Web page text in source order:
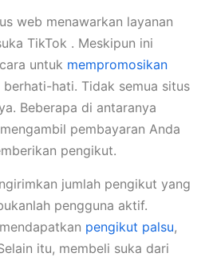
web menawarkan layanan
TikTok . Meskipun ini
untuk mempromosikan
berhati-hati. Tidak semua situs
Beberapa di antaranya
pembayaran Anda
pengikut.
jumlah pengikut yang
pengguna aktif.
pengikut palsu,
itu, membeli suka dari